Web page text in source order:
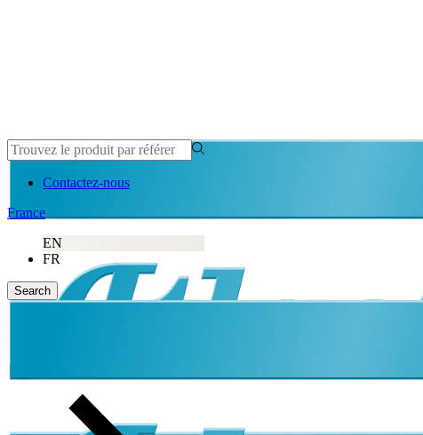
Contactez-nous
France
EN
FR
Search